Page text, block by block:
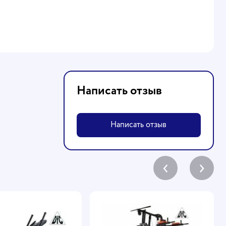
Написать отзыв
Написать отзыв
‹ ›